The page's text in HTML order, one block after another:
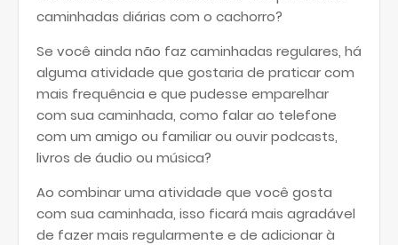
caminhadas diárias com o cachorro?
Se você ainda não faz caminhadas regulares, há
alguma atividade que gostaria de praticar com
mais frequência e que pudesse emparelhar
com sua caminhada, como falar ao telefone
com um amigo ou familiar ou ouvir podcasts,
livros de áudio ou música?
Ao combinar uma atividade que você gosta
com sua caminhada, isso ficará mais agradável
de fazer mais regularmente e de adicionar à